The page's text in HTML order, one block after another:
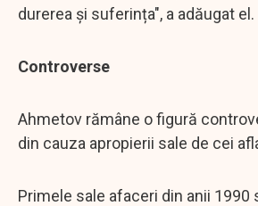
durerea și suferința", a adăugat el.
Controverse
Ahmetov rămâne o figură
din cauza apropierii sale de cei
Primele sale afaceri din anii 1990